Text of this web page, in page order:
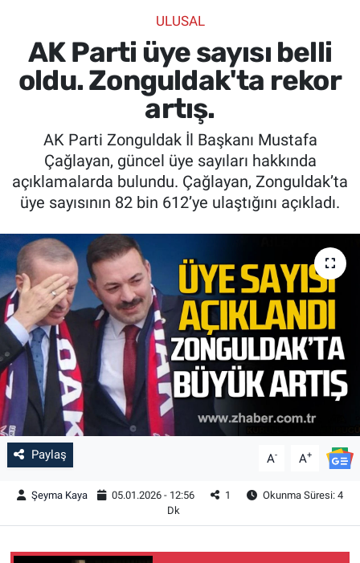
ULUSAL
AK Parti üye sayısı belli
oldu. Zonguldak'ta rekor
artış.
AK Parti Zonguldak İl Başkanı Mustafa
Çağlayan, güncel üye sayıları hakkında
açıklamalarda bulundu. Çağlayan, Zonguldak’ta
üye sayısının 82 bin 612’ye ulaştığını açıkladı.
Paylaş A- A+
Şeyma Kaya 05.01.2026 - 12:56 1
Okunma Süresi: 4
Dk
SPOR